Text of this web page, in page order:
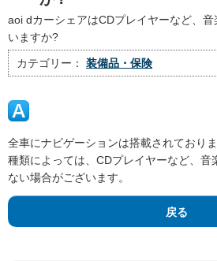
aoi dカーシェアはCDプレイヤーなど、
いますか?
カテゴリー： 装備品・保険
全車にナビゲーションは搭載されており
種類によっては、CDプレイヤーなど、音
ない場合がございます。
戻る